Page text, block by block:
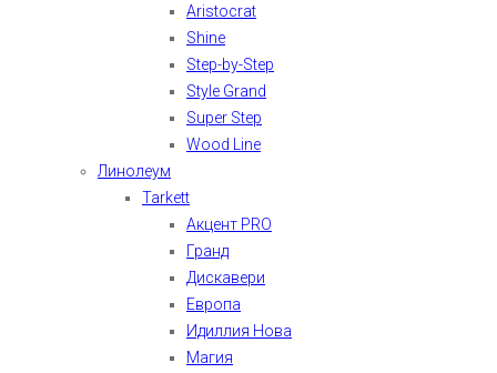
Aristocrat
Shine
Step-by-Step
Style Grand
Super Step
Wood Line
Линолеум
Tarkett
Акцент PRO
Гранд
Дискавери
Европа
Идиллия Нова
Магия